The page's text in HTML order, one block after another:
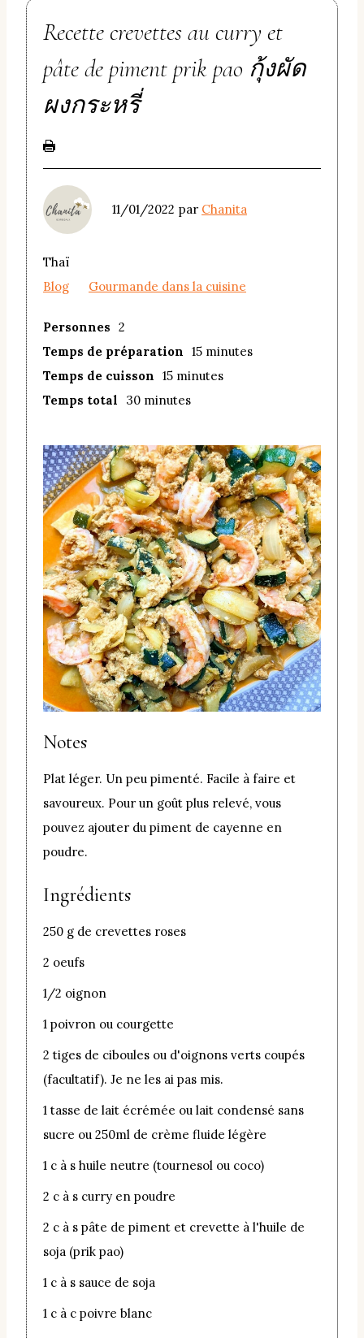
Recette crevettes au curry et
pâte de piment prik pao กุ้งผัด
ผงกระหรี่
11/01/2022 par Chanita
Thaï
Blog
Gourmande dans la cuisine
Personnes 2
Temps de préparation 15 minutes
Temps de cuisson 15 minutes
Temps total
30 minutes
Notes
Plat léger. Un peu pimenté. Facile à faire et
savoureux. Pour un goût plus relevé, vous
pouvez ajouter du piment de cayenne en
poudre.
Ingrédients
250 g de crevettes roses
2 oeufs
1/2 oignon
1 poivron ou courgette
2 tiges de ciboules ou d'oignons verts coupés
(facultatif). Je ne les ai pas mis.
1 tasse de lait écrémée ou lait condensé sans
sucre ou 250ml de crème fluide légère
1 c à s huile neutre (tournesol ou coco)
2 c à s curry en poudre
2 c à s pâte de piment et crevette à l'huile de
soja (prik pao)
1 c à s sauce de soja
1 c à c poivre blanc